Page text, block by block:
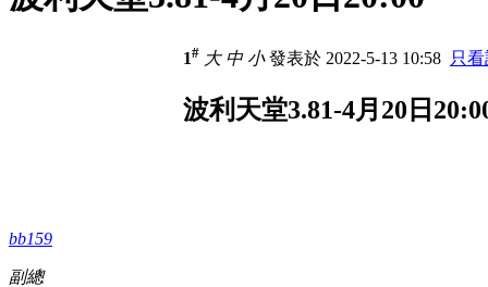
bb159
副總
1# 大 中 小發表於 2022-5-13 10:58 只
波利天堂3.81-4月20日